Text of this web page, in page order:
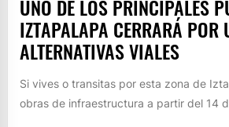
UNO DE LOS PRINCIPALES
IZTAPALAPA CERRARÁ POR
ALTERNATIVAS VIALES
Si vives o transitas por esta zona de
obras de infraestructura a partir del 14